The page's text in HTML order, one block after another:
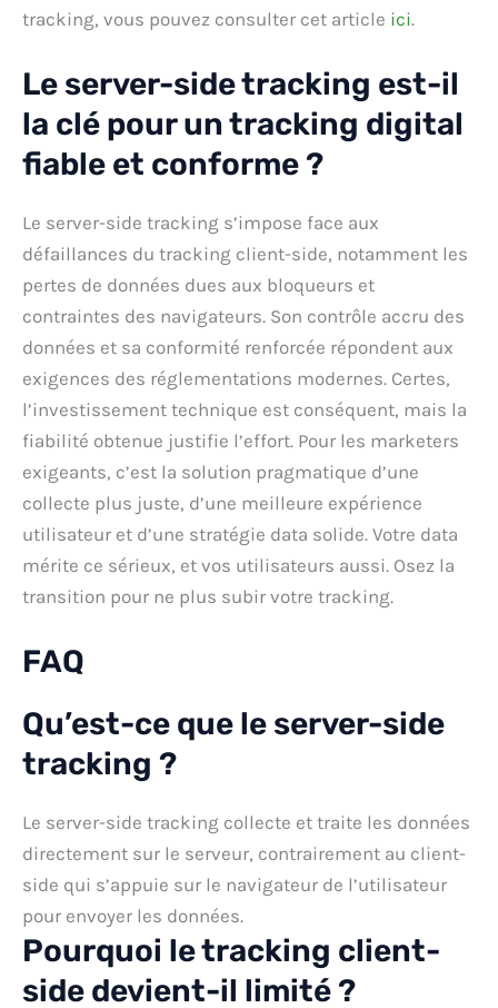
tracking, vous pouvez consulter cet article ici.
Le server-side tracking est-il
la clé pour un tracking digital
fiable et conforme ?
Le server-side tracking s’impose face aux
défaillances du tracking client-side, notamment les
pertes de données dues aux bloqueurs et
contraintes des navigateurs. Son contrôle accru des
données et sa conformité renforcée répondent aux
exigences des réglementations modernes. Certes,
l’investissement technique est conséquent, mais la
fiabilité obtenue justifie l’effort. Pour les marketers
exigeants, c’est la solution pragmatique d’une
collecte plus juste, d’une meilleure expérience
utilisateur et d’une stratégie data solide. Votre data
mérite ce sérieux, et vos utilisateurs aussi. Osez la
transition pour ne plus subir votre tracking.
FAQ
Qu’est-ce que le server-side
tracking ?
Le server-side tracking collecte et traite les données
directement sur le serveur, contrairement au client-
side qui s’appuie sur le navigateur de l’utilisateur
pour envoyer les données.
Pourquoi le tracking client-
side devient-il limité ?